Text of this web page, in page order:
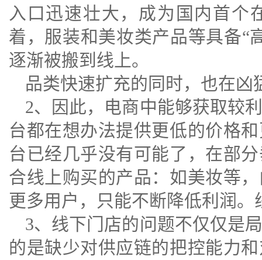
入口迅速壮大，成为国内首个
着，服装和美妆类产品等具备“
逐渐被搬到线上。
品类快速扩充的同时，也在凶
2、因此，电商中能够获取较
台都在想办法提供更低的价格
台已经几乎没有可能了，在部
合线上购买的产品：如美妆等
更多用户，只能不断降低利润
3、线下门店的问题不仅仅是
的是缺少对供应链的把控能力